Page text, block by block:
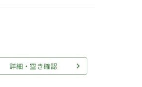
詳細・空き確認